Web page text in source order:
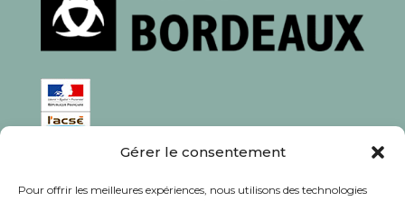
Gérer le consentement
Pour offrir les meilleures expériences, nous utilisons des technologies